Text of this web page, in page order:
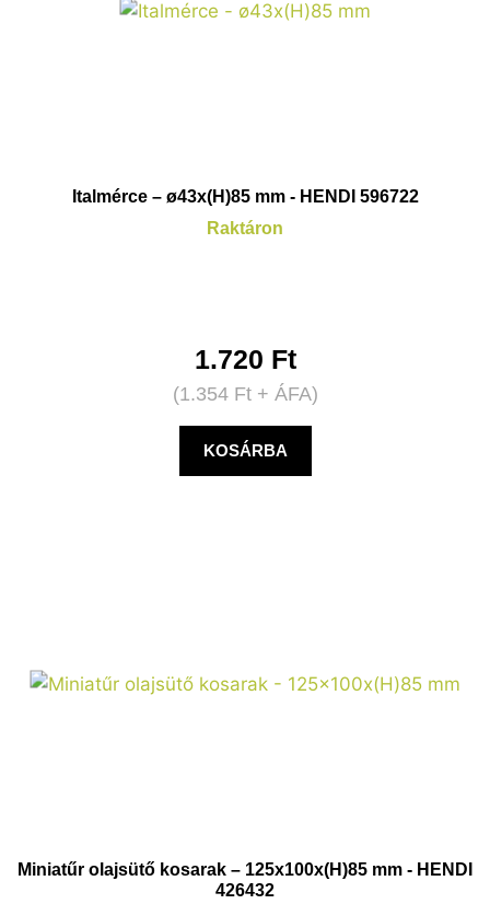
Italmérce – ø43x(H)85 mm - HENDI 596722
Raktáron
1.720 Ft
(1.354 Ft+ ÁFA)
KOSÁRBA
Miniatűr olajsütő kosarak – 125x100x(H)85 mm - HENDI
426432